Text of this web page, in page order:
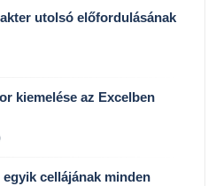
utolsó előfordulásának
kiemelése az Excelben
egyik cellájának minden